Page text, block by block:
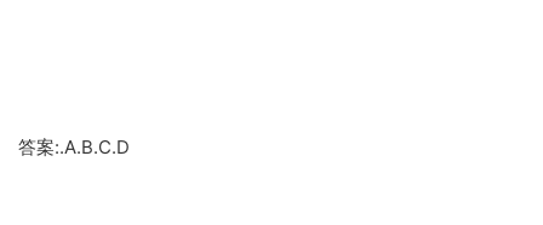
答案:.A.B.C.D